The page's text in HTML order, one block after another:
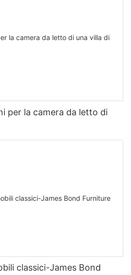
per la camera da letto di
classici-James Bond